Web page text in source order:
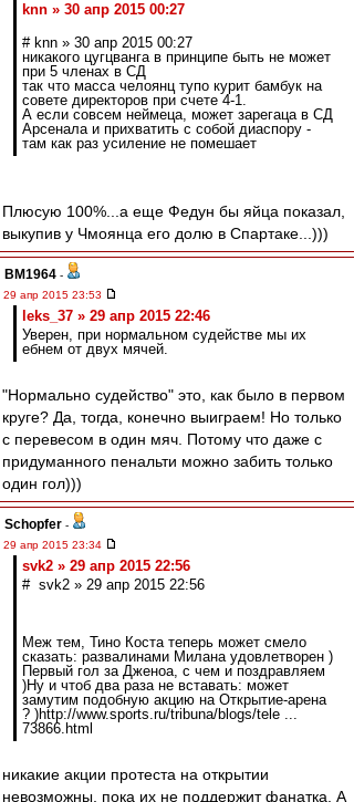
knn » 30 апр 2015 00:27
# knn » 30 апр 2015 00:27
никакого цугцванга в принципе быть не может
при 5 членах в СД
так что масса челоянц тупо курит бамбук на
совете директоров при счете 4-1.
А если совсем неймеца, может зарегаца в СД
Арсенала и прихватить с собой диаспору -
там как раз усиление не помешает
Плюсую 100%...а еще Федун бы яйца показал,
выкупив у Чмоянца его долю в Спартаке...)))
BM1964 -
29 апр 2015 23:53
leks_37 » 29 апр 2015 22:46
Уверен, при нормальном судействе мы их
ебнем от двух мячей.
"Нормально судейство" это, как было в первом
круге? Да, тогда, конечно выиграем! Но только
с перевесом в один мяч. Потому что даже с
придуманного пенальти можно забить только
один гол)))
Schopfer -
29 апр 2015 23:34
svk2 » 29 апр 2015 22:56
# svk2 » 29 апр 2015 22:56
Меж тем, Тино Коста теперь может смело
сказать: развалинами Милана удовлетворен )
Первый гол за Дженоа, с чем и поздравляем
)Ну и чтоб два раза не вставать: может
замутим подобную акцию на Открытие-арена
? )http://www.sports.ru/tribuna/blogs/tele ...
73866.html
никакие акции протеста на открытии
невозможны, пока их не поддержит фанатка. А